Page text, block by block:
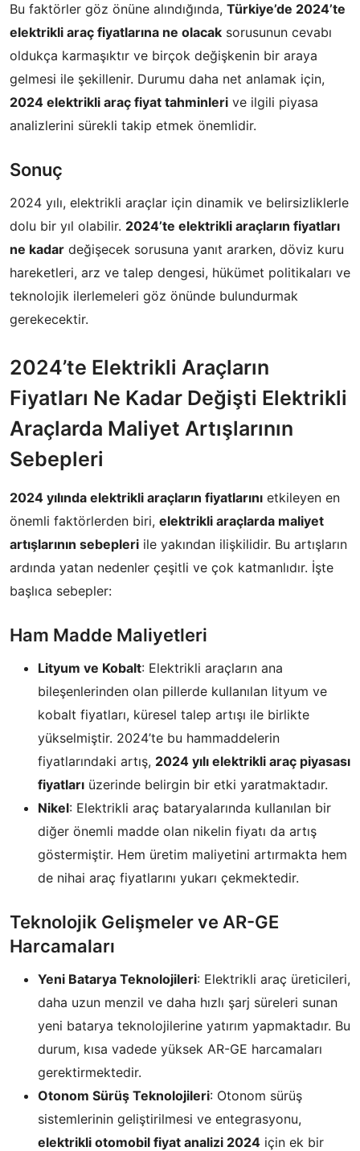
Bu faktörler göz önüne alındığında, Türkiye’de 2024’te
elektrikli araç fiyatlarına ne olacak sorusunun cevabı
oldukça karmaşıktır ve birçok değişkenin bir araya
gelmesi ile şekillenir. Durumu daha net anlamak için,
2024 elektrikli araç fiyat tahminleri ve ilgili piyasa
analizlerini sürekli takip etmek önemlidir.
Sonuç
2024 yılı, elektrikli araçlar için dinamik ve belirsizliklerle
dolu bir yıl olabilir. 2024’te elektrikli araçların fiyatları
ne kadar değişecek sorusuna yanıt ararken, döviz kuru
hareketleri, arz ve talep dengesi, hükümet politikaları ve
teknolojik ilerlemeleri göz önünde bulundurmak
gerekecektir.
2024’te Elektrikli Araçların
Fiyatları Ne Kadar Değişti Elektrikli
Araçlarda Maliyet Artışlarının
Sebepleri
2024 yılında elektrikli araçların fiyatlarını etkileyen en
önemli faktörlerden biri, elektrikli araçlarda maliyet
artışlarının sebepleri ile yakından ilişkilidir. Bu artışların
ardında yatan nedenler çeşitli ve çok katmanlıdır. İşte
başlıca sebepler:
Ham Madde Maliyetleri
Lityum ve Kobalt: Elektrikli araçların ana
bileşenlerinden olan pillerde kullanılan lityum ve
kobalt fiyatları, küresel talep artışı ile birlikte
yükselmiştir. 2024’te bu hammaddelerin
fiyatlarındaki artış, 2024 yılı elektrikli araç piyasası
fiyatları üzerinde belirgin bir etki yaratmaktadır.
Nikel: Elektrikli araç bataryalarında kullanılan bir
diğer önemli madde olan nikelin fiyatı da artış
göstermiştir. Hem üretim maliyetini artırmakta hem
de nihai araç fiyatlarını yukarı çekmektedir.
Teknolojik Gelişmeler ve AR-GE
Harcamaları
Yeni Batarya Teknolojileri: Elektrikli araç üreticileri,
daha uzun menzil ve daha hızlı şarj süreleri sunan
yeni batarya teknolojilerine yatırım yapmaktadır. Bu
durum, kısa vadede yüksek AR-GE harcamaları
gerektirmektedir.
Otonom Sürüş Teknolojileri: Otonom sürüş
sistemlerinin geliştirilmesi ve entegrasyonu,
elektrikli otomobil fiyat analizi 2024 için ek bir